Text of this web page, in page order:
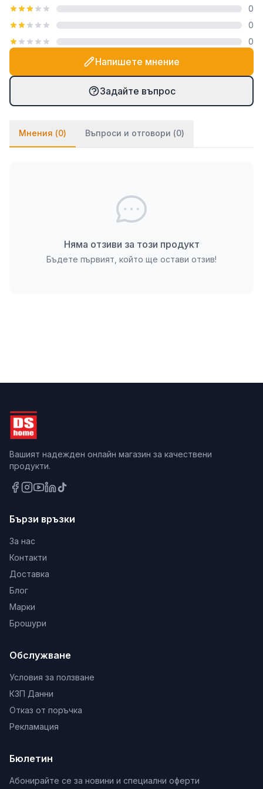
посредством закачалка тип "гребен", която е
включена в комплекта. При PVC паната частите
се монтират на стената посредством
двойнозалепващо се тиксо. Ако ще се монтират
върху стена с тапет, препоръчваме да използвате
и няколко капки лепило върху тиксото (всяко
бързозалепящо лепило като капчица, каноконлит
0
0
0
Напишете мнение
Задайте въпрос
Мнения (0) Въпроси и отговори (0)
Няма отзиви за този продукт
Бъдете първият, който ще остави отзив!
Вашият надежден онлайн магазин за качествени
продукти.
Бързи връзки
За нас
Контакти
Доставка
Блог
Марки
Брошури
Обслужване
Условия за ползване
КЗП Данни
Отказ от поръчка
Рекламация
Бюлетин
Абонирайте се за новини и специални оферти